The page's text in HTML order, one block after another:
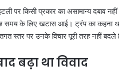
पर किसी प्रकार का असामान्य दबाव
समय के लिए खटास आई। ट्रंप का कहना
स्तर पर उनके विचार पूरी तरह नहीं बदले
बढ़ा था विवाद